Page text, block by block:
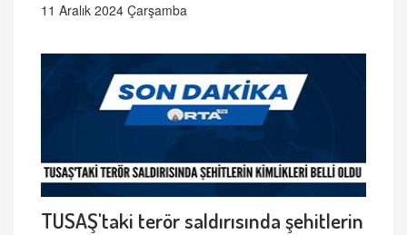
11 Aralık 2024 Çarşamba
TUSAŞ'taki terör saldırısında şehitlerin